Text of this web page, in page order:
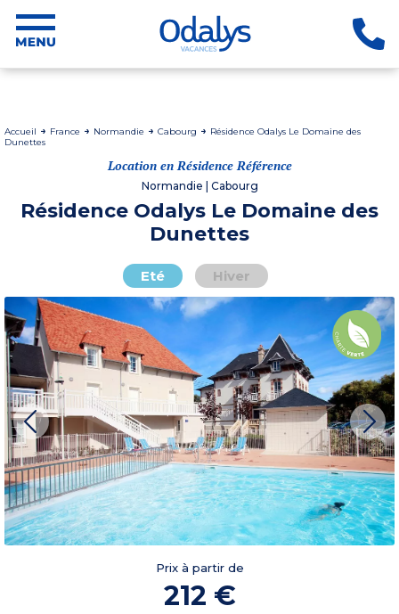
Accueil France Normandie Cabourg
Résidence Odalys Le Domaine des
Dunettes
Location en Résidence Référence
Normandie | Cabourg
Résidence Odalys Le Domaine des
Dunettes
Eté Hiver
Prix à partir de
212 €